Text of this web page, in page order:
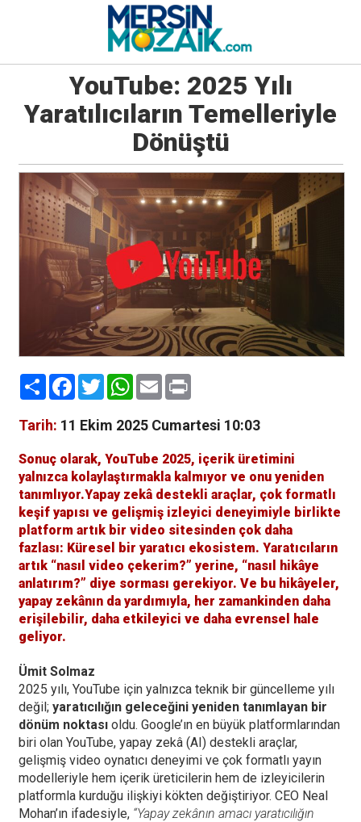
YouTube: 2025 Yılı
Yaratılıcıların Temelleriyle
Dönüştü
PaylaşFacebook
TwitterWhatsApp
EmailPrint
Tarih: 11 Ekim 2025 Cumartesi 10:03
Sonuç olarak, YouTube 2025, içerik üretimini
yalnızca kolaylaştırmakla kalmıyor ve onu yeniden
tanımlıyor.Yapay zekâ destekli araçlar, çok formatlı
keşif yapısı ve gelişmiş izleyici deneyimiyle birlikte
platform artık bir video sitesinden çok daha
fazlası: Küresel bir yaratıcı ekosistem. Yaratıcıların
artık “nasıl video çekerim?” yerine, “nasıl hikâye
anlatırım?” diye sorması gerekiyor. Ve bu hikâyeler,
yapay zekânın da yardımıyla, her zamankinden daha
erişilebilir, daha etkileyici ve daha evrensel hale
geliyor.
Ümit Solmaz
2025 yılı, YouTube için yalnızca teknik bir güncelleme yılı
değil; yaratıcılığın geleceğini yeniden tanımlayan bir
dönüm noktasıoldu. Google’ın en büyük platformlarından
biri olan YouTube, yapay zekâ (AI) destekli araçlar,
gelişmiş video oynatıcı deneyimi ve çok formatlı yayın
modelleriyle hem içerik üreticilerin hem de izleyicilerin
platformla kurduğu ilişkiyi kökten değiştiriyor. CEO Neal
Mohan’ın ifadesiyle, “Yapay zekânın amacı yaratıcılığın